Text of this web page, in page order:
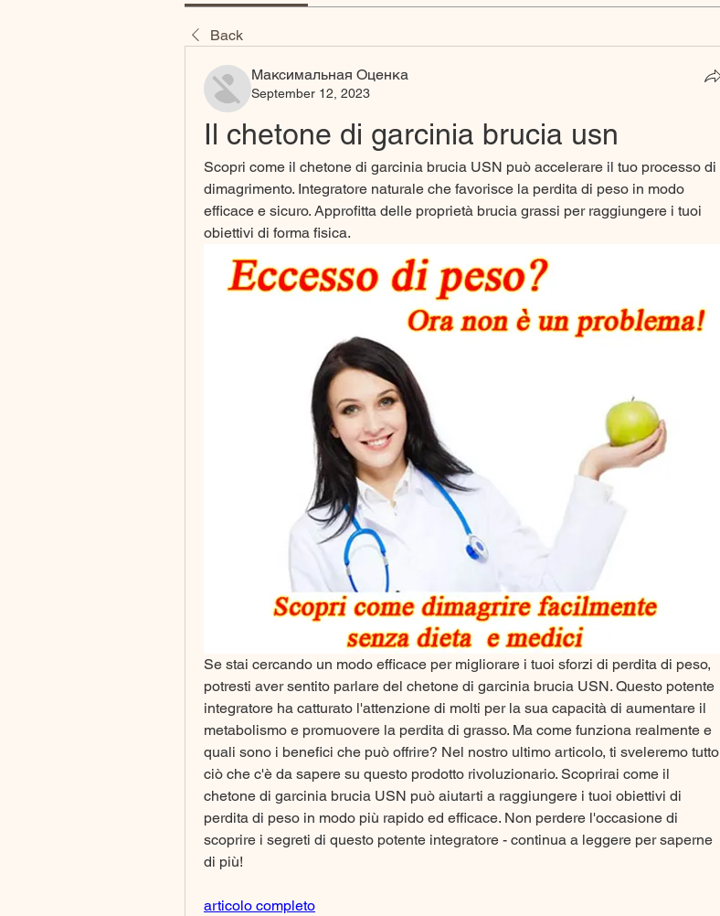
Back
Максимальная Оценка
September 12, 2023
Il chetone di garcinia brucia usn
Scopri come il chetone di garcinia brucia USN può accelerare il tuo processo di
dimagrimento. Integratore naturale che favorisce la perdita di peso in modo
efficace e sicuro. Approfitta delle proprietà brucia grassi per raggiungere i tuoi
obiettivi di forma fisica.
Se stai cercando un modo efficace per migliorare i tuoi sforzi di perdita di peso,
potresti aver sentito parlare del chetone di garcinia brucia USN. Questo potente
integratore ha catturato l'attenzione di molti per la sua capacità di aumentare il
metabolismo e promuovere la perdita di grasso. Ma come funziona realmente e
quali sono i benefici che può offrire? Nel nostro ultimo articolo, ti sveleremo tutto
ciò che c'è da sapere su questo prodotto rivoluzionario. Scoprirai come il
chetone di garcinia brucia USN può aiutarti a raggiungere i tuoi obiettivi di
perdita di peso in modo più rapido ed efficace. Non perdere l'occasione di
scoprire i segreti di questo potente integratore - continua a leggere per saperne
di più!
articolo completo